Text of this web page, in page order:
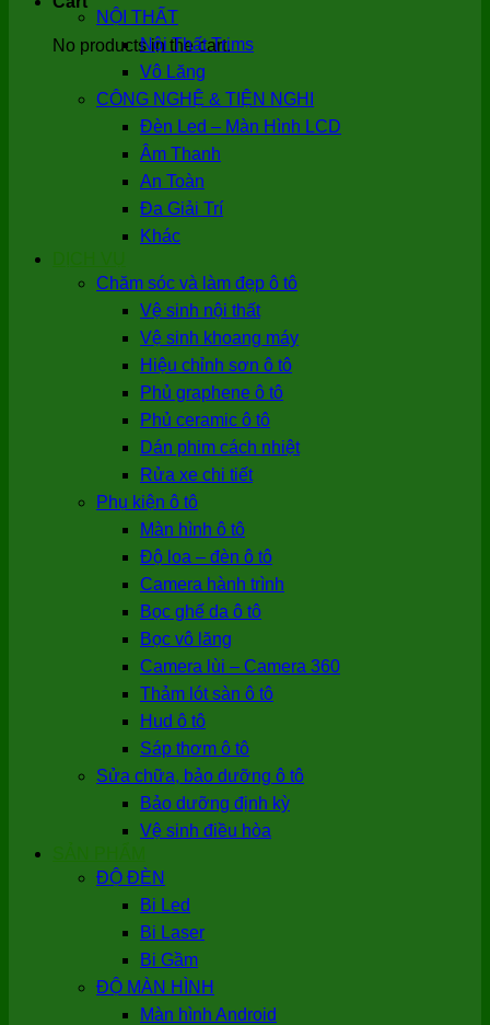
No products in the cart.
NỘI THẤT
Nội Thất Trims
Vô Lăng
CÔNG NGHỆ & TIỆN NGHI
Đèn Led – Màn Hình LCD
Âm Thanh
An Toàn
Đa Giải Trí
Khác
Chăm sóc và làm đẹp ô tô
Vệ sinh nội thất
Vệ sinh khoang máy
Hiệu chỉnh sơn ô tô
Phủ graphene ô tô
Phủ ceramic ô tô
Dán phim cách nhiệt
Rửa xe chi tiết
Phụ kiện ô tô
Màn hình ô tô
Độ loa – đèn ô tô
Camera hành trình
Bọc ghế da ô tô
Bọc vô lăng
Camera lùi – Camera 360
Thảm lót sàn ô tô
Hud ô tô
Sáp thơm ô tô
Sửa chữa, bảo dưỡng ô tô
Bảo dưỡng định kỳ
Vệ sinh điều hòa
ĐỘ ĐÈN
Bi Led
Bi Laser
Bi Gầm
ĐỘ MÀN HÌNH
Màn hình Android